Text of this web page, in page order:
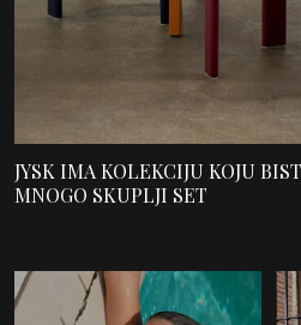
JYSK IMA KOLEKCIJU KOJU
MNOGO SKUPLJI SET